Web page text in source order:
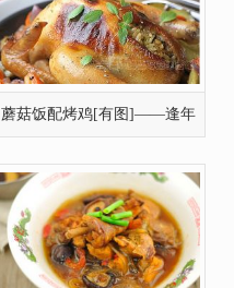
蘑菇饭配烤鸡[有图]——逢年